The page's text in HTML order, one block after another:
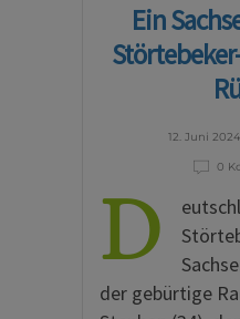
Ein
12. Juni 2024
0
D
der gebürtige